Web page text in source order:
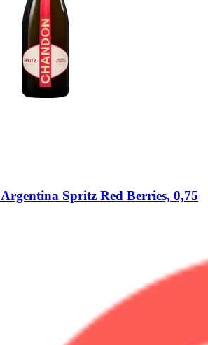
Argentina Spritz Red Berries, 0,75